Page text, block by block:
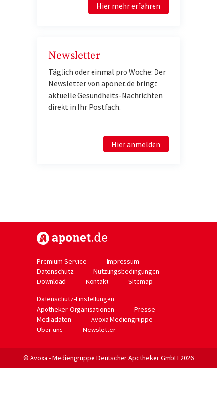
Hier mehr erfahren
Newsletter
Täglich oder einmal pro Woche: Der
Newsletter von aponet.de bringt
aktuelle Gesundheits-Nachrichten
direkt in Ihr Postfach.
Hier anmelden
Premium-Service
Impressum
Datenschutz
Nutzungsbedingungen
Download
Kontakt
Sitemap
Datenschutz-Einstellungen
Apotheker-Organisationen
Presse
Mediadaten
Avoxa Mediengruppe
Über uns
Newsletter
© Avoxa - Mediengruppe Deutscher Apotheker GmbH 2026